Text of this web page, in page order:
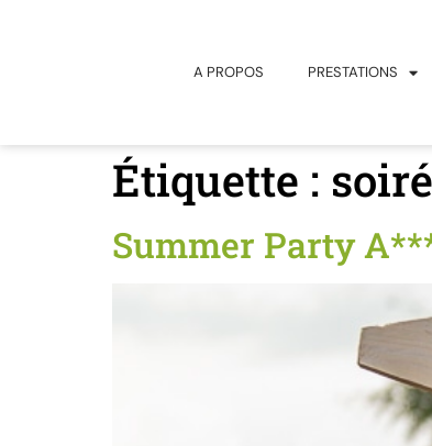
A PROPOS PRESTATIONS
Étiquette :
Summer Party